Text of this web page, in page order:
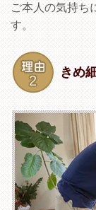
ご本人の気持ち
す。
きめ